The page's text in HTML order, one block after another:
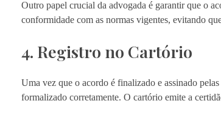
Outro papel crucial da advogada é garantir que o
conformidade com as normas vigentes, evitando
4. Registro no Cartório
Uma vez que o acordo é finalizado e assinado
formalizado corretamente. O cartório emite a